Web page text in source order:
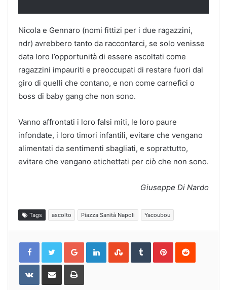
Nicola e Gennaro (nomi fittizi per i due ragazzini,
ndr) avrebbero tanto da raccontarci, se solo venisse
data loro l’opportunità di essere ascoltati come
ragazzini impauriti e preoccupati di restare fuori dal
giro di quelli che contano, e non come carnefici o
boss di baby gang che non sono.
Vanno affrontati i loro falsi miti, le loro paure
infondate, i loro timori infantili, evitare che vengano
alimentati da sentimenti sbagliati, e soprattutto,
evitare che vengano etichettati per ciò che non sono.
Giuseppe Di Nardo
Tags ascolto Piazza Sanità Napoli Yacoubou
Google+LinkedInStumbleUpon
TumblrPinterestReddit
VKontakteShare
Email
Print